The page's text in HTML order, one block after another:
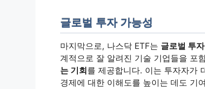
글로벌 투자 가능성
마지막으로, 나스닥 ETF는 글로벌 투
계적으로 잘 알려진 기술 기업들을 포
는 기회 를 제공합니다. 이는 투자자가
경제에 대한 이해도를 높이는 데도 기